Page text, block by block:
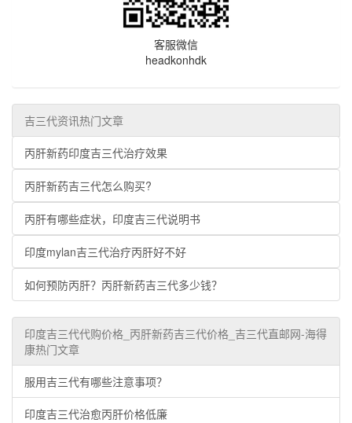
客服微信
headkonhdk
吉三代资讯热门文章
丙肝新药印度吉三代治疗效果
丙肝新药吉三代怎么购买?
丙肝有哪些症状，印度吉三代说明书
印度mylan吉三代治疗丙肝好不好
如何预防丙肝？丙肝新药吉三代多少钱？
印度吉三代代购价格_丙肝新药吉三代价格_吉三代直邮网-海得
康热门文章
服用吉三代有哪些注意事项？
印度吉三代治愈丙肝价格低廉